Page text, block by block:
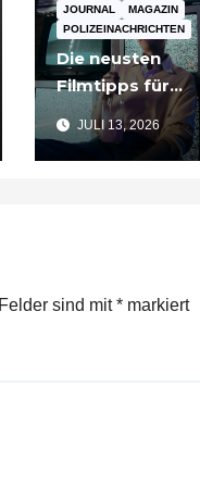
JOURNAL
MAGAZIN
POLIZEINACHRICHTEN
Die neusten
Filmtipps für
Sommerabende
JULI 13, 2026
sind mit* markiert